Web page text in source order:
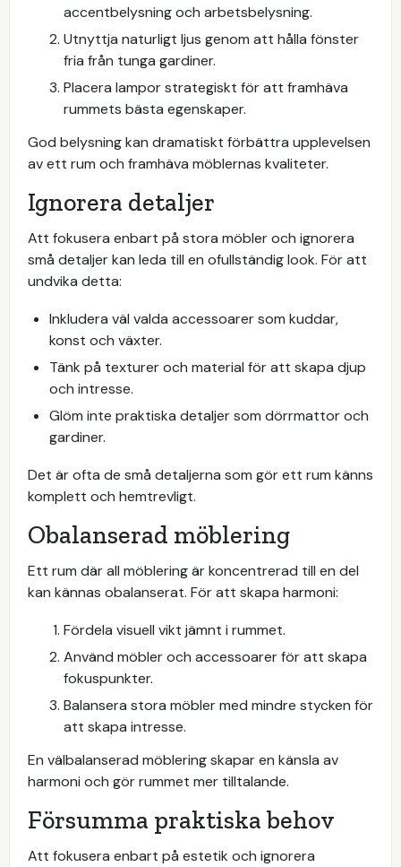
accentbelysning och arbetsbelysning.
Utnyttja naturligt ljus genom att hålla fönster
fria från tunga gardiner.
Placera lampor strategiskt för att framhäva
rummets bästa egenskaper.
God belysning kan dramatiskt förbättra upplevelsen
av ett rum och framhäva möblernas kvaliteter.
Ignorera detaljer
Att fokusera enbart på stora möbler och ignorera
små detaljer kan leda till en ofullständig look. För att
undvika detta:
Inkludera väl valda accessoarer som kuddar,
konst och växter.
Tänk på texturer och material för att skapa djup
och intresse.
Glöm inte praktiska detaljer som dörrmattor och
gardiner.
Det är ofta de små detaljerna som gör ett rum känns
komplett och hemtrevligt.
Obalanserad möblering
Ett rum där all möblering är koncentrerad till en del
kan kännas obalanserat. För att skapa harmoni:
Fördela visuell vikt jämnt i rummet.
Använd möbler och accessoarer för att skapa
fokuspunkter.
Balansera stora möbler med mindre stycken för
att skapa intresse.
En välbalanserad möblering skapar en känsla av
harmoni och gör rummet mer tilltalande.
Försumma praktiska behov
Att fokusera enbart på estetik och ignorera